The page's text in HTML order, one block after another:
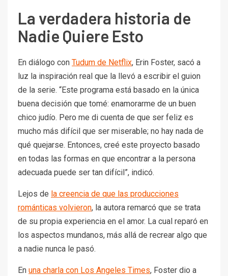
La verdadera historia de
Nadie Quiere Esto
En diálogo con Tudum de Netflix, Erin Foster, sacó a
luz la inspiración real que la llevó a escribir el guion
de la serie. “Este programa está basado en la única
buena decisión que tomé: enamorarme de un buen
chico judío. Pero me di cuenta de que ser feliz es
mucho más difícil que ser miserable; no hay nada de
qué quejarse. Entonces, creé este proyecto basado
en todas las formas en que encontrar a la persona
adecuada puede ser tan difícil”, indicó.
Lejos de la creencia de que las producciones
románticas volvieron, la autora remarcó que se trata
de su propia experiencia en el amor. La cual reparó en
los aspectos mundanos, más allá de recrear algo que
a nadie nunca le pasó.
En una charla con Los Angeles Times, Foster dio a